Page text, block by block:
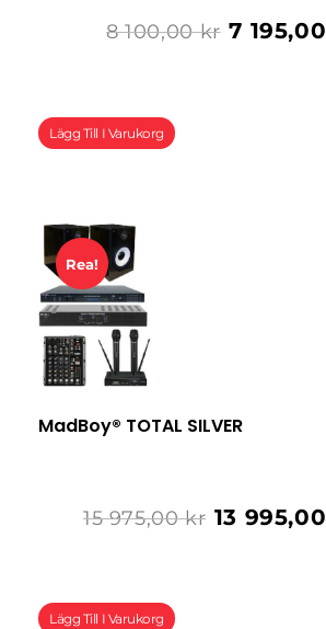
8 100,00kr 7 195,00
Lägg Till I Varukorg
Rea!
MadBoy® TOTAL SILVER
15 975,00kr 13 995,00
Lägg Till I Varukorg